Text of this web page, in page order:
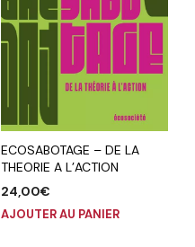
ECOSABOTAGE – DE LA
THEORIE A L’ACTION
24,00€
AJOUTER AU PANIER